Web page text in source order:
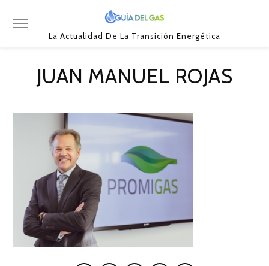
La Actualidad De La Transición Energética
JUAN MANUEL ROJAS